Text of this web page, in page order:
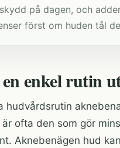
på dagen, och
först om huden tål
en enkel rutin
hudvårdsrutin
är ofta den som gör
Aknebenägen hud